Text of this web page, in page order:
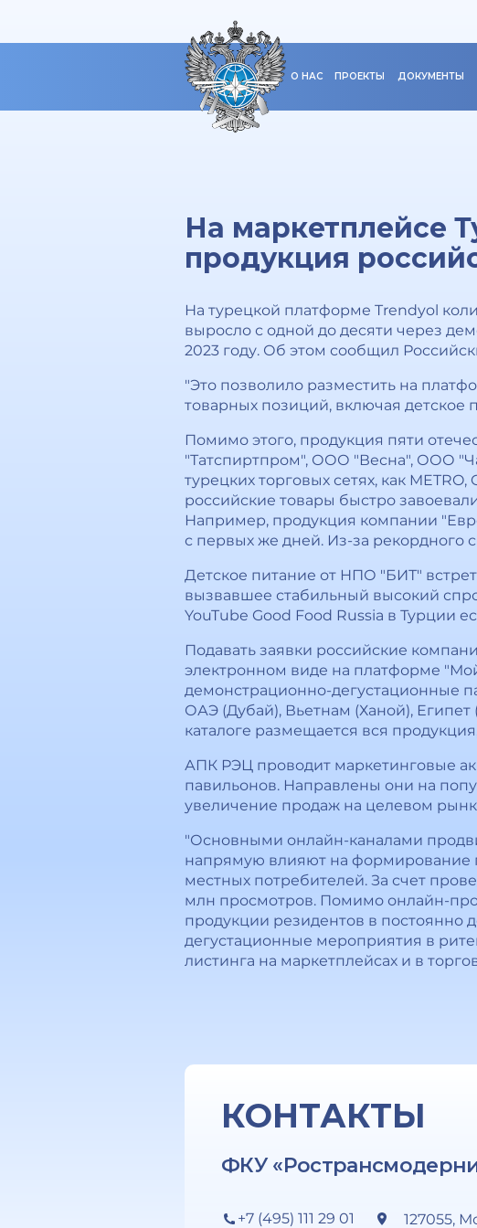
О НАС ПРОЕКТЫ ДОКУМЕНТЫ
На маркетплейсе
продукция
На турецкой платформе Trendyol
выросло с одной до десяти через
2023 году. Об этом сообщил
"Это позволило разместить на
товарных позиций, включая детское
Помимо этого, продукция пяти
"Татспиртпром", ООО "Весна", ООО
турецких торговых сетях, как
российские товары быстро
Например, продукция компании
с первых же дней. Из-за рекордного
Детское питание от НПО "БИТ"
вызвавшее стабильный высокий
YouTube Good Food Russia в Турции
Подавать заявки российские
электронном виде на платформе
демонстрационно-дегустационные
ОАЭ (Дубай), Вьетнам (Ханой),
каталоге размещается вся
АПК РЭЦ проводит маркетинговые
павильонов. Направлены они на
увеличение продаж на целевом
"Основными онлайн-каналами
напрямую влияют на формирование
местных потребителей. За счет
млн просмотров. Помимо онлайн-
продукции резидентов в постоянно
дегустационные мероприятия в
листинга на маркетплейсах и в
КОНТАКТЫ
ФКУ
+7 (495) 111 29 01 127055,